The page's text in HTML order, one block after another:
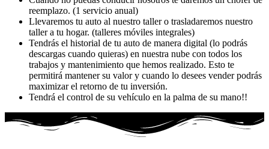
reemplazo. (1 servicio anual)
Llevaremos tu auto al nuestro taller o trasladaremos nuestro
taller a tu hogar. (talleres móviles integrales)
Tendrás el historial de tu auto de manera digital (lo podrás
descargas cuando quieras) en nuestra nube con todos los
trabajos y mantenimiento que hemos realizado. Esto te
permitirá mantener su valor y cuando lo desees vender podrás
maximizar el retorno de tu inversión.
Tendrá el control de su vehículo en la palma de su mano!!